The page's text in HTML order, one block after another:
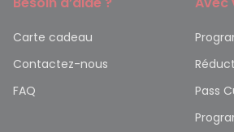
Carte cadeau
Contactez-nous
FAQ
Pass